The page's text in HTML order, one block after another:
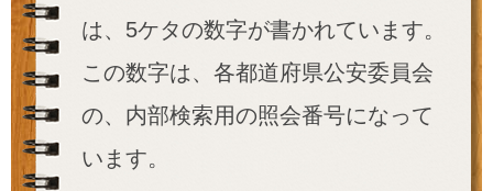
は、5ケタの数字が書かれています。
この数字は、各都道府県公安委員会
の、内部検索用の照会番号になって
います。